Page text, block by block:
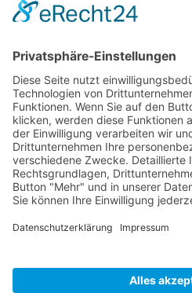
Ansprechpartner für Bewerbungen
Telefon
Erwünschte Bewerbungsart
Link Karriereportal